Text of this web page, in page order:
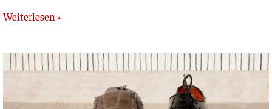
Weiterlesen »
Genuss
ohne Reue